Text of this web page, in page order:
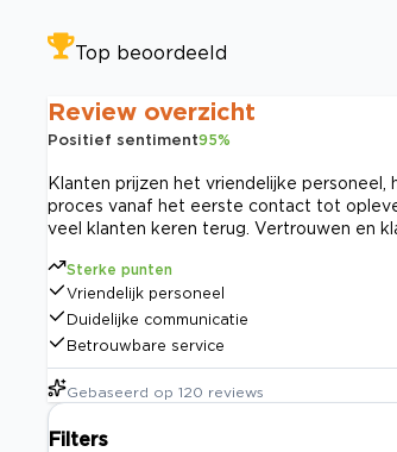
Top beoordeeld
Review overzicht
Positief sentiment95%
Klanten prijzen het vriendelijke
proces vanaf het eerste contact tot
veel klanten keren terug. Vertrouwen en
Sterke punten
Vriendelijk personeel
Duidelijke communicatie
Betrouwbare service
Gebaseerd op 120 reviews
Filters